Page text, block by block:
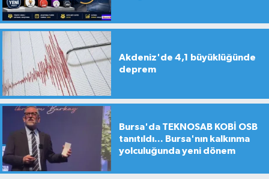
Akdeniz'de 4,1 büyüklüğünde
deprem
Bursa'da TEKNOSAB KOBİ OSB
tanıtıldı... Bursa'nın kalkınma
yolculuğunda yeni dönem